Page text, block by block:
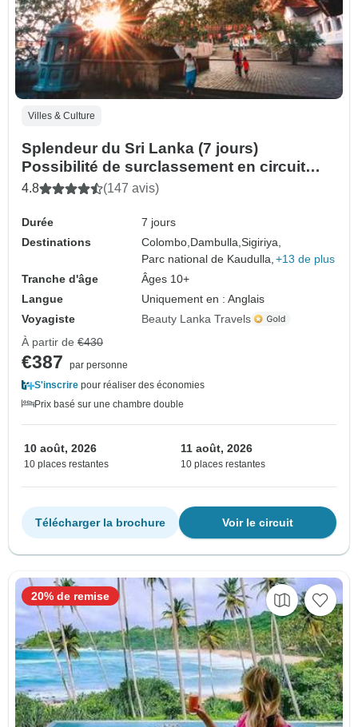
Villes & Culture
Splendeur du Sri Lanka (7 jours)
Possibilité de surclassement en circuit
privé
4.8 (147 avis)
Durée
7 jours
Destinations
Colombo, Dambulla,Sigiriya,
Parc national de Kaudulla, +13 de plus
Tranche d'âge
Âges 10+
Langue
Uniquement en : Anglais
Voyagiste
Beauty Lanka Travels
À partir de €430
€387
par personne
S'inscrire pour réaliser des économies
Prix basé sur une chambre double
10 août, 2026
10 places restantes
11 août, 2026
10 places restantes
Voir le circuit
Télécharger la brochure
20% de remise